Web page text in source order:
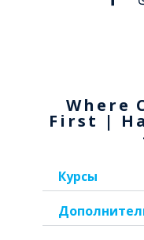
Where
First |
Курсы